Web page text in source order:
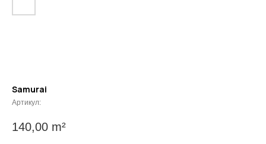
Samurai
Артикул:
140,00 m²